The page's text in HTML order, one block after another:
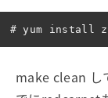
make clean し